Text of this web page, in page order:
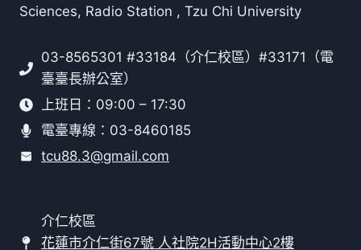
Sciences, Radio Station , Tzu Chi University
03-8565301 #33184（介仁校區）#33171（電
臺臺長辦公室）
上班日：09:00 – 17:30
電臺專線：03-8460185
tcu88.3@gmail.com
介仁校區
花蓮市介仁街67號 人社院2H活動中心2樓